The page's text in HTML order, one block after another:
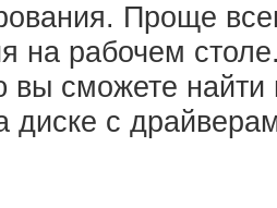
Проще
на рабочем
сможете найти
диске с